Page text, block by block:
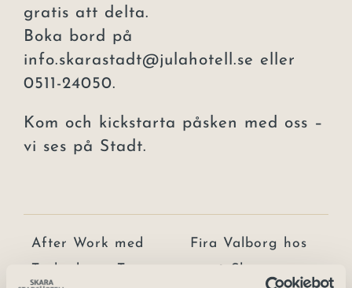
gratis att delta.
Boka bord på
info.skarastadt@julahotell.se eller
0511-24050.
Kom och kickstarta påsken med oss –
vi ses på Stadt.
After Work med
Trubaduren Tomas
Fira Valborg hos
oss på Skara